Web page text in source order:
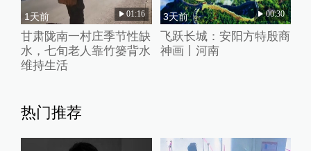
1天前 01:16
甘肃陇南一村庄季节性缺
水，七旬老人靠竹篓背水
维持生活
3天前 00:30
飞跃长城：安阳方特殷商
神画丨河南
热门推荐